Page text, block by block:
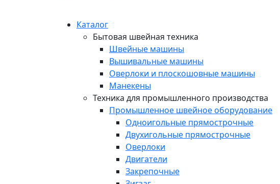
Каталог
Бытовая швейная техника
Швейные машины
Вышивальные машины
Оверлоки и плоскошовные машины
Манекены
Техника для промышленного производства
Промышленное швейное оборудование
Одноигольные прямострочные
Двухигольные прямострочные
Оверлоки
Двигатели
Закрепочные